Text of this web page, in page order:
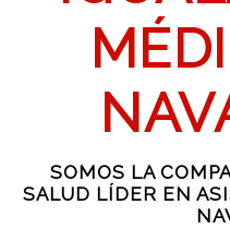
SOMOS LA
SALUD LÍDER EN